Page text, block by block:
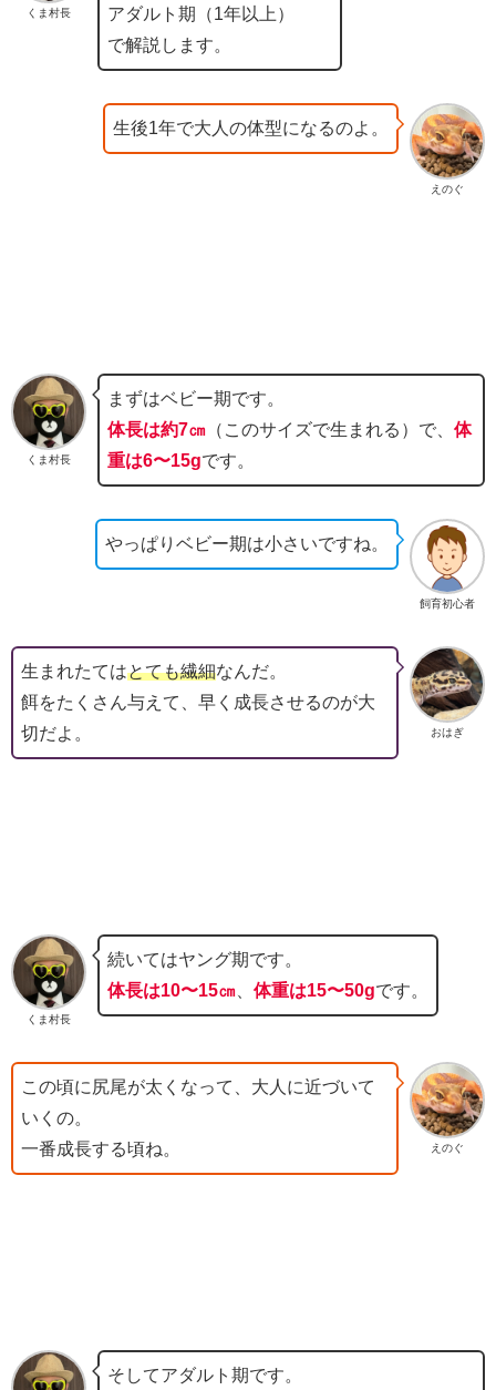
くま村長
アダルト期（1年以上）
で解説します。
えのぐ
生後1年で大人の体型になるのよ。
くま村長
まずはベビー期です。
体長は約7㎝ （このサイズで生まれる）で、体
重は6〜15gです。
飼育初心者
やっぱりベビー期は小さいですね。
おはぎ
生まれたてはとても繊細なんだ。
餌をたくさん与えて、早く成長させるのが大
切だよ。
くま村長
続いてはヤング期です。
体長は10〜15㎝ 、体重は15〜50gです。
えのぐ
この頃に尻尾が太くなって、大人に近づいて
いくの。
一番成長する頃ね。
そしてアダルト期です。